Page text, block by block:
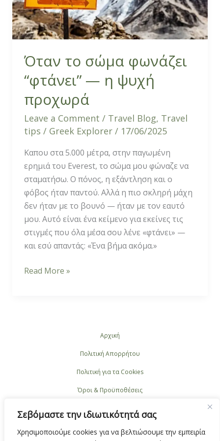
Σεβόμαστε την ιδιωτικότητά σας
Χρησιμοποιούμε cookies για να βελτιώσουμε την εμπειρία
Όταν το σώμα φωνάζει
“φτάνει” — η ψυχή
προχωρά
Leave a Comment / Travel Blog, Travel
tips / Greek Explorer / 17/06/2025
Καπου στα 5.000 μέτρα, στην παγωμένη
ερημιά του Everest, το σώμα μου φώναζε να
σταματήσω. Ο πόνος, η εξάντληση και ο
φόβος ήταν παντού. Αλλά η πιο σκληρή μάχη
δεν ήταν με το βουνό — ήταν με τον εαυτό
μου. Αυτό είναι ένα κείμενο για εκείνες τις
στιγμές που όλα μέσα σου λένε «φτάνει» —
και εσύ απαντάς: «Ένα βήμα ακόμα.»
προχωρά
Read More »
Αρχική
Πολιτική Απορρήτου
Πολιτική για τα Cookies
Όροι & Προϋποθέσεις
Επικοινωνία